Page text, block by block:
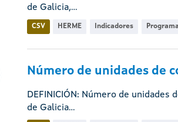
de Galicia,...
CSV HERME Indicadores
Número de unidades de
DEFINICIÓN: Número de
de Galicia...